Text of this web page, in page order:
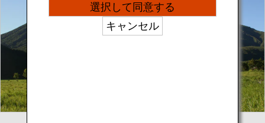
選択して同意する
キャンセル